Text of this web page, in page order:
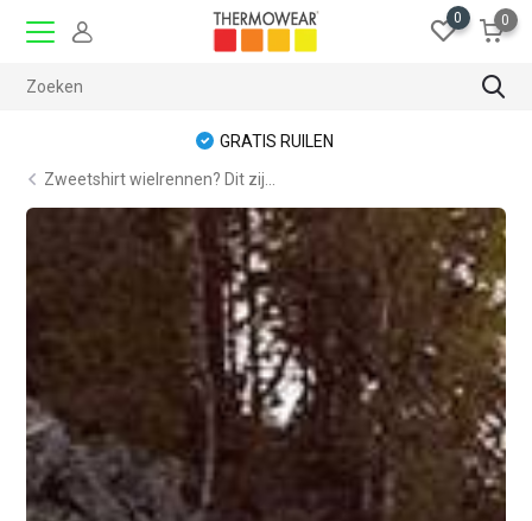
0 0
GRATIS RUILEN
Zweetshirt wielrennen? Dit zij...